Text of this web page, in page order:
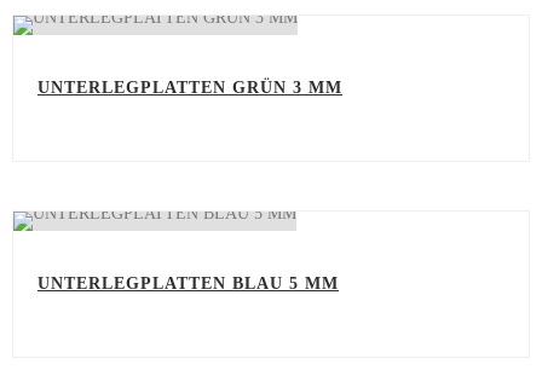
UNTERLEGPLATTEN GRÜN 3 MM
UNTERLEGPLATTEN BLAU 5 MM